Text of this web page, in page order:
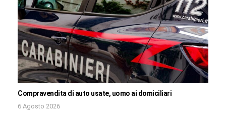
Compravendita di auto usate, uomo ai domiciliari
6 Agosto 2026